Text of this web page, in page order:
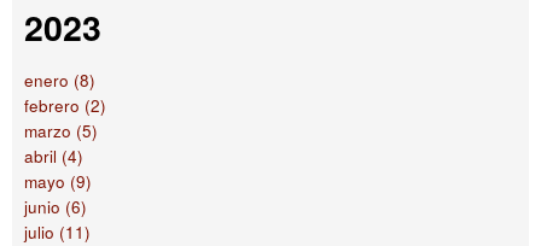
2023
enero (8)
febrero (2)
marzo (5)
abril (4)
mayo (9)
junio (6)
julio (11)